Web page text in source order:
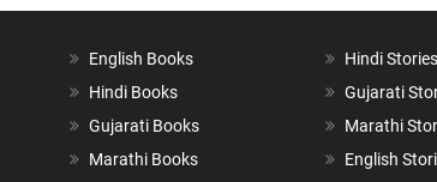
English Books
Hindi Books
Gujarati Books
Marathi Books
Hindi Stories
Gujarati
Marathi
English